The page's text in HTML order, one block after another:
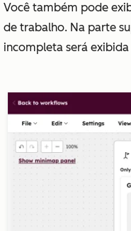
Você também pode
de trabalho. Na parte
incompleta será